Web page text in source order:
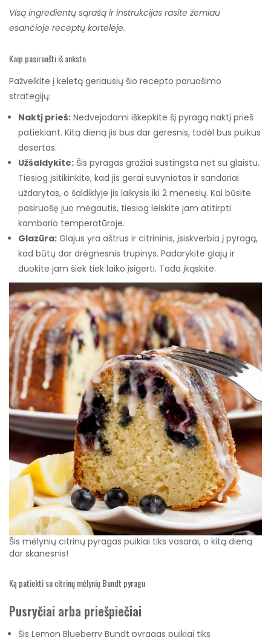
Visą ingredientų sąrašą ir instrukcijas rasite žemiau
esančioje receptų kortelėje.
Kaip pasiruošti iš anksto
Pažvelkite į keletą geriausių šio recepto paruošimo
strategijų:
Naktį prieš: Nedvejodami iškepkite šį pyragą naktį prieš
patiekiant. Kitą dieną jis bus dar geresnis, todėl bus puikus
desertas.
Užšaldykite: Šis pyragas gražiai sustingsta net su glaistu.
Tiesiog įsitikinkite, kad jis gerai suvyniotas ir sandariai
uždarytas, o šaldiklyje jis laikysis iki 2 mėnesių. Kai būsite
pasiruošę juo mėgautis, tiesiog leiskite jam atitirpti
kambario temperatūroje.
Glazūra: Glajus yra aštrus ir citrininis, įsiskverbia į pyragą,
kad būtų dar drėgnesnis trupinys. Padarykite glajų ir
duokite jam šiek tiek laiko įsigerti. Tada įkąskite.
Šis mėlynių citrinų pyragas puikiai tiks vasarai, o kitą dieną
dar skanesnis!
Ką patiekti su citrinų mėlynių Bundt pyragu
Pusryčiai arba priešpiečiai
Šis Lemon Blueberry Bundt pyragas puikiai tiks